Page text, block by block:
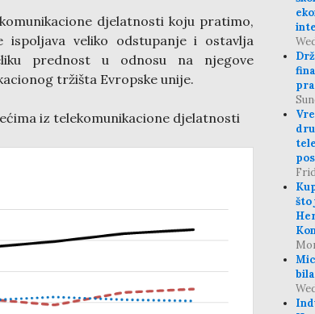
djelatnosti koju pratimo,
ispoljava veliko odstupanje i ostavlja
prednost u odnosu na njegove
tržišta Evropske unije.
iz telekomunikacione djelatnosti
što